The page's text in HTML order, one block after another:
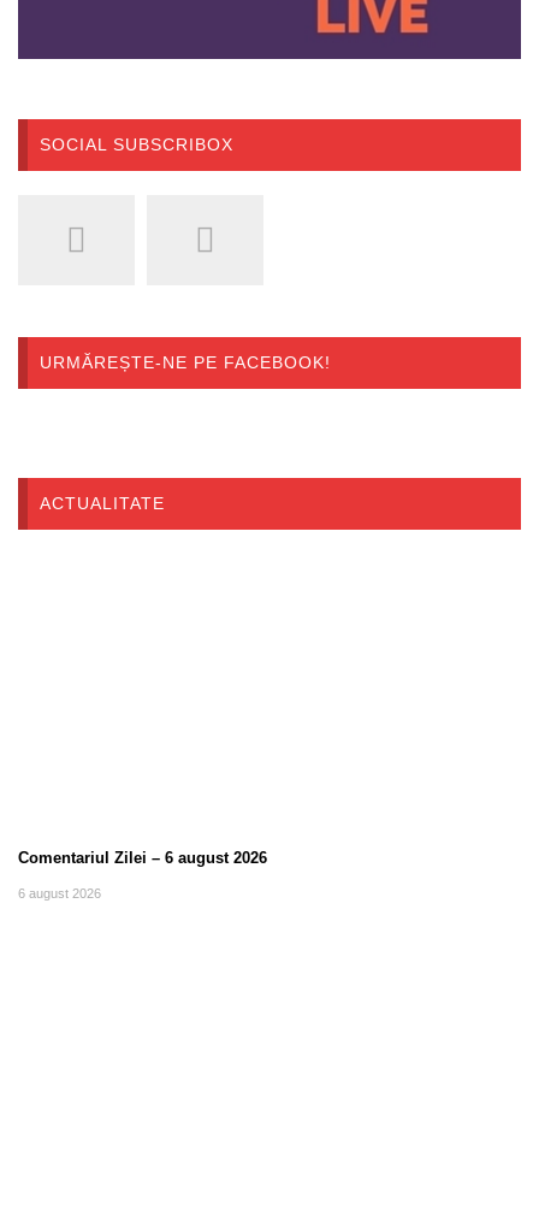
SOCIAL SUBSCRIBOX
URMĂREȘTE-NE PE FACEBOOK!
ACTUALITATE
Comentariul Zilei – 6 august 2026
6 august 2026